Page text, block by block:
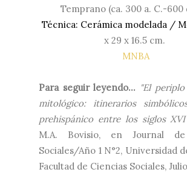
Temprano (ca. 300 a. C.-600
Técnica: Cerámica modelada /
x 29 x 16.5 cm.
MNBA
Para seguir leyendo... "El
mitológico: itinerarios
prehispánico entre los siglos
M.A. Bovisio, en Journal de
Sociales/Año 1 N°2, Universidad
Facultad de Ciencias Sociales,